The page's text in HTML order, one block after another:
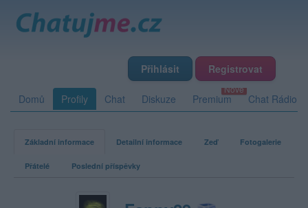
Přihlásit Registrovat
Domů Profily Chat Diskuze Premium Chat Rádio
Základní informace Detailní informace Zeď Fotogalerie
Přátelé Poslední příspěvky